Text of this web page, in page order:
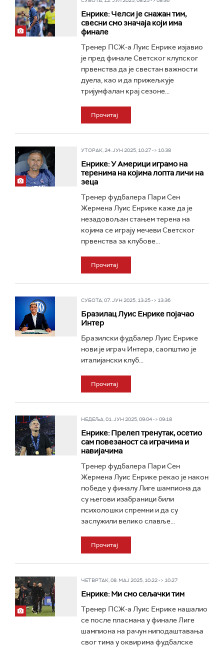
Енрике: Челси је снажан тим,
свесни смо значаја који има
финале
Тренер ПСЖ-а Луис Енрике изјавио
је пред финале Светског клупског
првенства да је свестан важности
дуела, као и да прижељкује
тријумфалан крај сезоне...
Прочитај
УТОРАК, 24. ЈУН 2025, 10:27 -> 10:38
Енрике: У Америци играмо на
теренима на којима лопта личи на
зеца
Тренер фудбалера Пари Сен
Жермена Луис Енрике каже да је
незадовољан стањем терена на
којима се играју мечеви Светског
првенства за клубове...
Прочитај
СУБОТА, 07. ЈУН 2025, 13:25 -> 13:36
Бразилац Луис Енрике појачао
Интер
Бразилски фудбалер Луис Енрике
нови је играч Интера, саопштио је
италијански клуб...
Прочитај
НЕДЕЉА, 01. ЈУН 2025, 09:04 -> 09:18
Енрике: Прелеп тренутак, осетио
сам повезаност са играчима и
навијачима
Тренер фудбалера Пари Сен
Жермена Луис Енрике рекао је након
победе у финалу Лиге шампиона да
су његови изабраници били
психолошки спремни и да су
заслужили велико славље...
Прочитај
ЧЕТВРТАК, 08. МАЈ 2025, 10:22 -> 10:27
Енрике: Ми смо сељачки тим
Тренер ПСЖ-а Луис Енрике нашалио
се после пласмана у финале Лиге
шампиона на рачун ниподаштавања
свог тима у оквирима фудбалске